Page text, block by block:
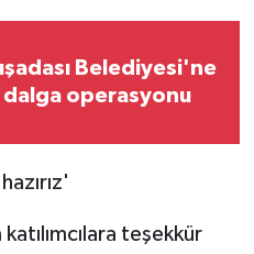
Belediyesi'ne
dalga operasyonu
teşekkür